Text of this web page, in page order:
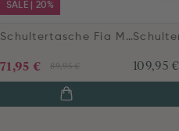
SALE | 20%
Schultertasche Fia Mittelgroß Jabali Blau
89,95 €
71,95 € 109,95 €